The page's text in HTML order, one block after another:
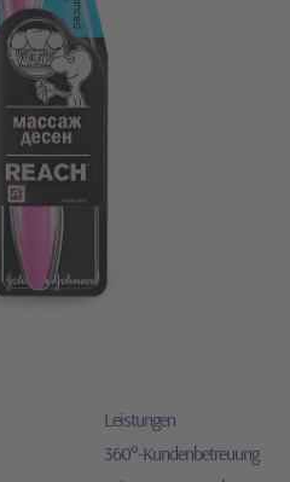
Leistungen
360°-Kundenbetreuung